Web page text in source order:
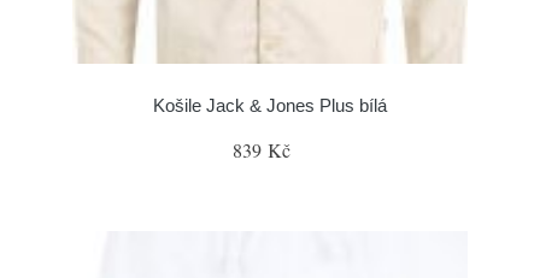
Košile Jack & Jones Plus bílá
839 Kč